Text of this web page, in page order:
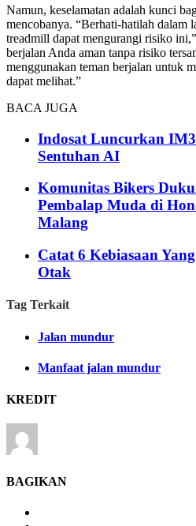
Namun, keselamatan adalah kunci
mencobanya. “Berhati-hatilah dalam
treadmill dapat mengurangi risiko
berjalan Anda aman tanpa risiko
menggunakan teman berjalan untuk
dapat melihat.”
BACA JUGA
Indosat Luncurkan
Sentuhan AI
Komunitas Bikers
Pembalap Muda di
Malang
Catat 6 Kebiasaan
Otak
Tag Terkait
Jalan mundur
Manfaat jalan mundur
KREDIT
BAGIKAN